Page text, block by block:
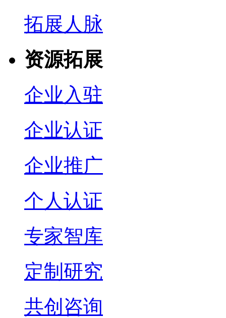
拓展人脉
资源拓展
企业入驻
企业认证
企业推广
个人认证
专家智库
定制研究
共创咨询